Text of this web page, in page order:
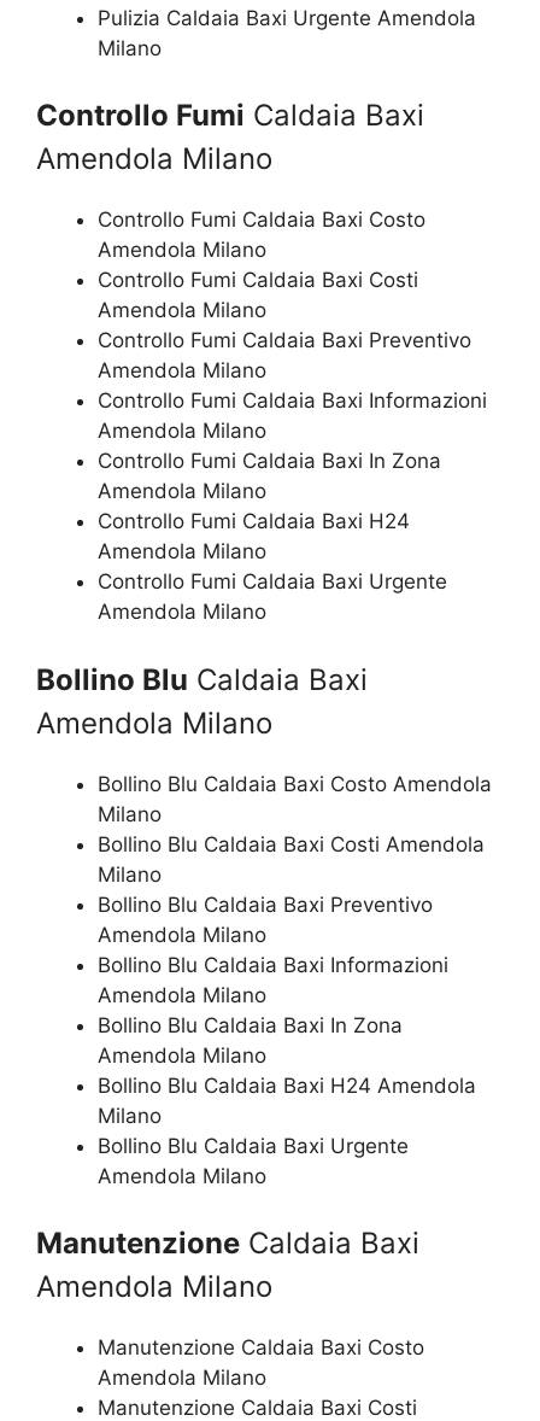
Pulizia Caldaia Baxi Urgente Amendola
Milano
Controllo Fumi Caldaia Baxi
Amendola Milano
Controllo Fumi Caldaia Baxi Costo
Amendola Milano
Controllo Fumi Caldaia Baxi Costi
Amendola Milano
Controllo Fumi Caldaia Baxi Preventivo
Amendola Milano
Controllo Fumi Caldaia Baxi Informazioni
Amendola Milano
Controllo Fumi Caldaia Baxi In Zona
Amendola Milano
Controllo Fumi Caldaia Baxi H24
Amendola Milano
Controllo Fumi Caldaia Baxi Urgente
Amendola Milano
Bollino Blu Caldaia Baxi
Amendola Milano
Bollino Blu Caldaia Baxi Costo Amendola
Milano
Bollino Blu Caldaia Baxi Costi Amendola
Milano
Bollino Blu Caldaia Baxi Preventivo
Amendola Milano
Bollino Blu Caldaia Baxi Informazioni
Amendola Milano
Bollino Blu Caldaia Baxi In Zona
Amendola Milano
Bollino Blu Caldaia Baxi H24 Amendola
Milano
Bollino Blu Caldaia Baxi Urgente
Amendola Milano
Manutenzione Caldaia Baxi
Amendola Milano
Manutenzione Caldaia Baxi Costo
Amendola Milano
Manutenzione Caldaia Baxi Costi